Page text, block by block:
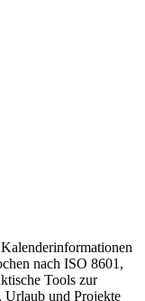
nach ISO 8601,
Tools zur
Urlaub und Projekte